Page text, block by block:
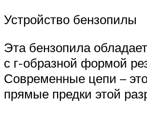
Устройство бензопилы
Эта бензопила
с г-образной формой
Современные цепи –
прямые предки этой